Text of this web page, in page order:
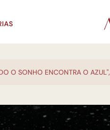
O SONHO ENCONTRA O